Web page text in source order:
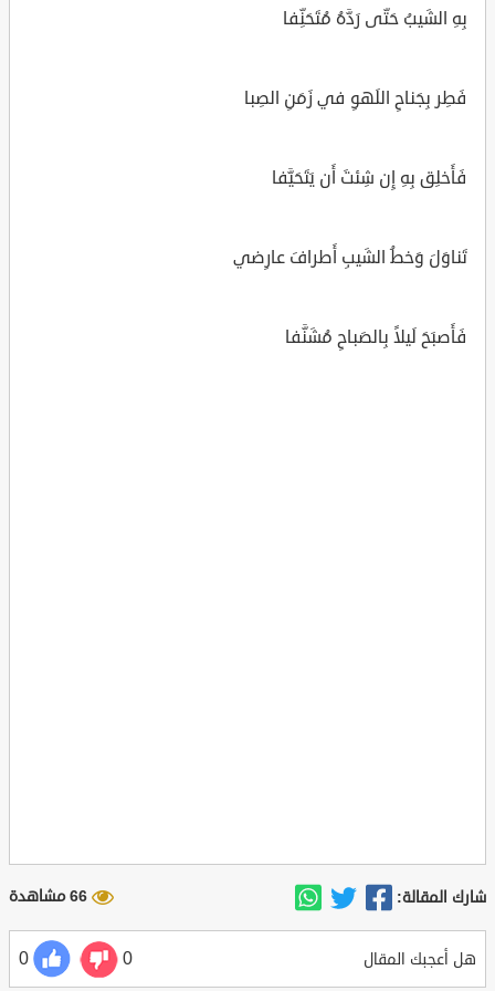
بِهِ الشَيبُ حَتّى رَدَّهُ مُتَحَنِّفا
فَطِر بِجَناحِ اللَهوِ في زَمَنِ الصِبا
فَأَخلِق بِهِ إِن شِئتَ أَن يَتَحَيَّفا
تَناوَلَ وَخطُ الشَيبِ أَطرافَ عارِضي
فَأَصبَحَ لَيلاً بِالصَباحِ مُشَنَّفا
شارك المقالة: 66 مشاهدة
هل أعجبك المقال 0
0